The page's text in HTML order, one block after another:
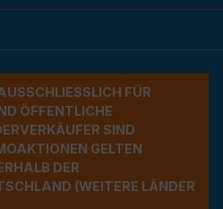
FÜR G
ÖFFENTLICHE A
SIND A
GELTEN A
DER BU
(WEITERE LÄNDER NU